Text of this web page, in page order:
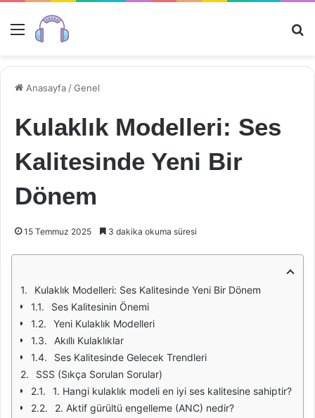
Menü
Anasayfa /Genel
Kulaklık Modelleri: Ses
Kalitesinde Yeni Bir
Dönem
15 Temmuz 2025 3 dakika okuma süresi
Kulaklık Modelleri: Ses Kalitesinde Yeni Bir Dönem
Ses Kalitesinin Önemi
Yeni Kulaklık Modelleri
Akıllı Kulaklıklar
Ses Kalitesinde Gelecek Trendleri
SSS (Sıkça Sorulan Sorular)
1. Hangi kulaklık modeli en iyi ses kalitesine sahiptir?
2. Aktif gürültü engelleme (ANC) nedir?